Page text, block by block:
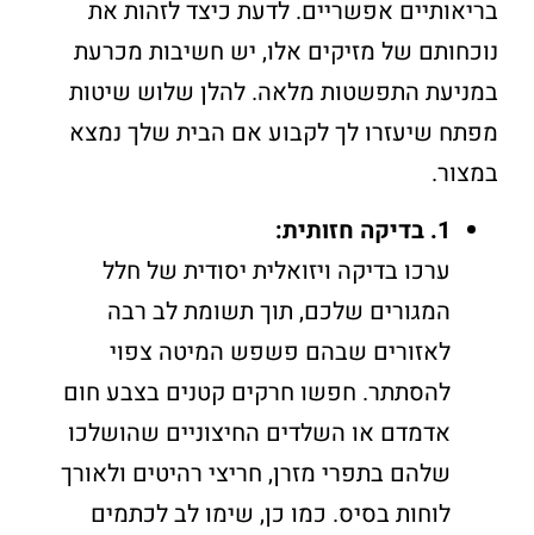
בריאותיים אפשריים. לדעת כיצד לזהות את
נוכחותם של מזיקים אלו, יש חשיבות מכרעת
במניעת התפשטות מלאה. להלן שלוש שיטות
מפתח שיעזרו לך לקבוע אם הבית שלך נמצא
במצור.
1. בדיקה חזותית:
ערכו בדיקה ויזואלית יסודית של חלל
המגורים שלכם, תוך תשומת לב רבה
לאזורים שבהם פשפש המיטה צפוי
להסתתר. חפשו חרקים קטנים בצבע חום
אדמדם או השלדים החיצוניים שהושלכו
שלהם בתפרי מזרן, חריצי רהיטים ולאורך
לוחות בסיס. כמו כן, שימו לב לכתמים